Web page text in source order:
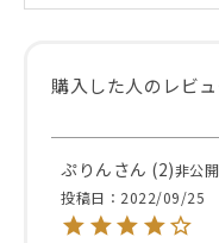
ぷりん 2 非公開
投稿日
2022/09/25